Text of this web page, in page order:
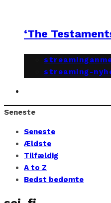
‘The
streaming-
Seneste
Seneste
Ældste
Tilfældig
A to Z
Bedst bedømte